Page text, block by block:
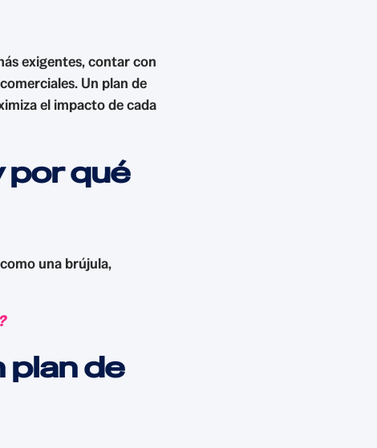
exigentes, contar con
Un plan de
el impacto de cada
por qué
una brújula,
plan de